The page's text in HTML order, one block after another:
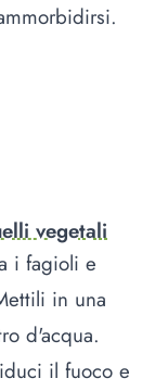
vegetali
i fagioli e
in una
d'acqua.
il fuoco e